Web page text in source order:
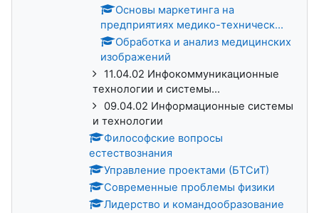
Основы маркетинга на
предприятиях медико-техническ...
Обработка и анализ медицинских
изображений
11.04.02 Инфокоммуникационные
технологии и системы...
09.04.02 Информационные системы
и технологии
Философские вопросы
естествознания
Управление проектами (БТСиТ)
Современные проблемы физики
Лидерство и командообразование